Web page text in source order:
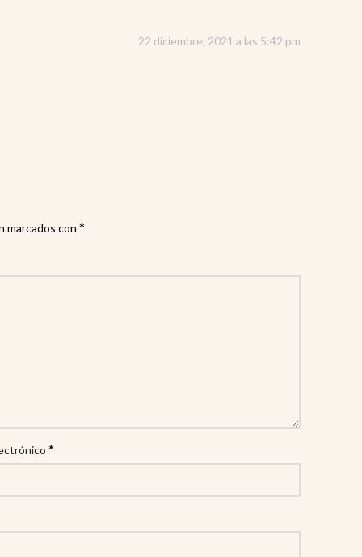
22 diciembre, 2021 a las 5:42 pm
marcados con *
*